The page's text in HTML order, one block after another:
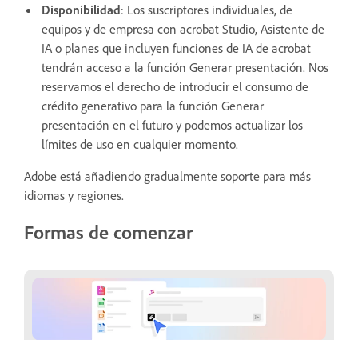
Disponibilidad: Los suscriptores individuales, de
equipos y de empresa con acrobat Studio, Asistente de
IA o planes que incluyen funciones de IA de acrobat
tendrán acceso a la función Generar presentación. Nos
reservamos el derecho de introducir el consumo de
crédito generativo para la función Generar
presentación en el futuro y podemos actualizar los
límites de uso en cualquier momento.
Adobe está añadiendo gradualmente soporte para más
idiomas y regiones.
Formas de comenzar